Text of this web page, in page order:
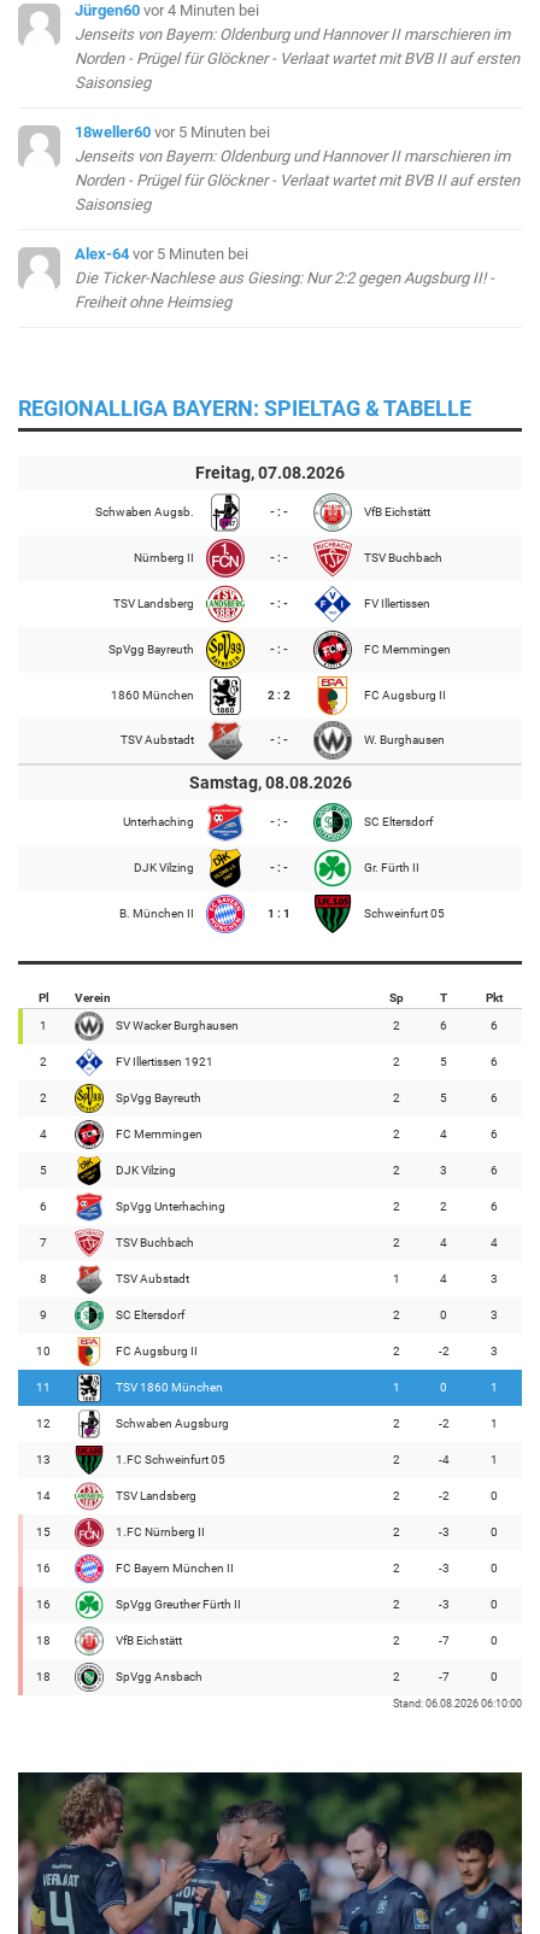
Jürgen60 vor 4 Minuten bei
Jenseits von Bayern: Oldenburg und Hannover II marschieren im
Norden - Prügel für Glöckner - Verlaat wartet mit BVB II auf ersten
Saisonsieg
18weller60 vor 5 Minuten bei
Jenseits von Bayern: Oldenburg und Hannover II marschieren im
Norden - Prügel für Glöckner - Verlaat wartet mit BVB II auf ersten
Saisonsieg
Alex-64 vor 5 Minuten bei
Die Ticker-Nachlese aus Giesing: Nur 2:2 gegen Augsburg II! -
Freiheit ohne Heimsieg
REGIONALLIGA BAYERN: SPIELTAG & TABELLE
Freitag, 07.08.2026
Schwaben Augsb. - : - VfB Eichstätt
Nürnberg II - : - TSV Buchbach
TSV Landsberg - : - FV Illertissen
SpVgg Bayreuth - : - FC Memmingen
1860 München 2 : 2 FC Augsburg II
TSV Aubstadt - : - W. Burghausen
Samstag, 08.08.2026
Unterhaching - : - SC Eltersdorf
DJK Vilzing - : - Gr. Fürth II
B. München II 1 : 1 Schweinfurt 05
Pl Verein Sp T Pkt
1 SV Wacker Burghausen 2 6 6
2 FV Illertissen 1921 2 5 6
2 SpVgg Bayreuth 2 5 6
4 FC Memmingen 2 4 6
5 DJK Vilzing 2 3 6
6 SpVgg Unterhaching 2 2 6
7 TSV Buchbach 2 4 4
8 TSV Aubstadt 1 4 3
9 SC Eltersdorf 2 0 3
10 FC Augsburg II 2 -2 3
11 TSV 1860 München 1 0 1
12 Schwaben Augsburg 2 -2 1
13 1.FC Schweinfurt 05 2 -4 1
14 TSV Landsberg 2 -2 0
15 1.FC Nürnberg II 2 -3 0
16 FC Bayern München II 2 -3 0
16 SpVgg Greuther Fürth II 2 -3 0
18 VfB Eichstätt 2 -7 0
18 SpVgg Ansbach 2 -7 0
Stand: 06.08.2026 06:10:00